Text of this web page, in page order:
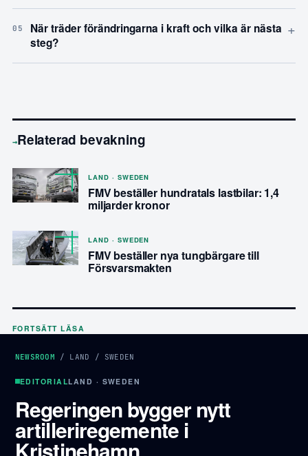
05
När träder förändringarna i kraft och vilka är nästa
steg?
+
→Relaterad bevakning
LAND · SWEDEN
FMV beställer hundratals lastbilar: 1,4
miljarder kronor
LAND · SWEDEN
FMV beställer nya tungbärgare till
Försvarsmakten
FORTSÄTT LÄSA
NEWSROOM / LAND / SWEDEN
EDITORIALLAND · SWEDEN
Regeringen bygger nytt
artilleriregemente i